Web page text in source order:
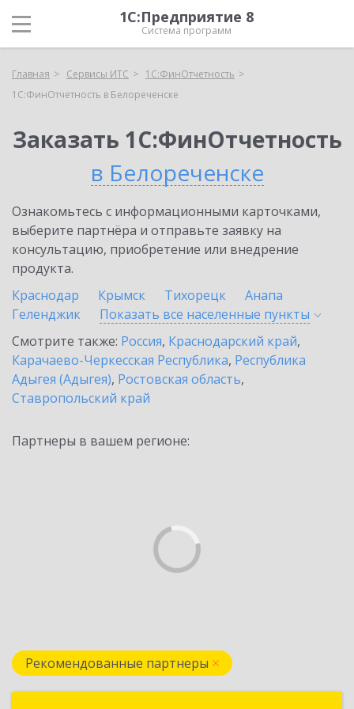
1С:Предприятие 8
Система программ
Главная Сервисы ИТС
1С:ФинОтчетность
1С:ФинОтчетность в Белореченске
Заказать 1С:ФинОтчетность
в Белореченске
Ознакомьтесь с информационными карточками,
выберите партнёра и отправьте заявку на
консультацию, приобретение или внедрение
продукта.
Краснодар
Крымск Тихорецк
Анапа
Геленджик
Показать все населенные пункты
Смотрите также: Россия, Краснодарский край,
Карачаево-Черкесская Республика, Республика
Адыгея (Адыгея), Ростовская область,
Ставропольский край
Партнеры в вашем регионе:
Рекомендованные партнеры